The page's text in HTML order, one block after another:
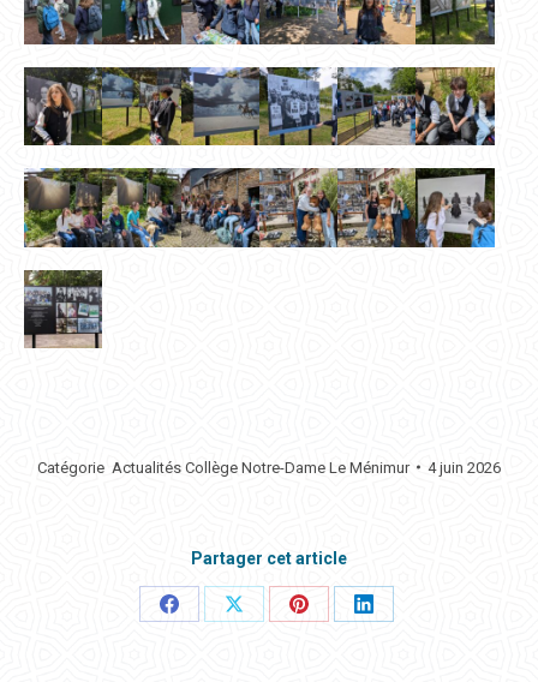
Catégorie Actualités Collège Notre-Dame Le Ménimur 4 juin 2026
Partager cet article
PartagerPartagerPartagerPartager